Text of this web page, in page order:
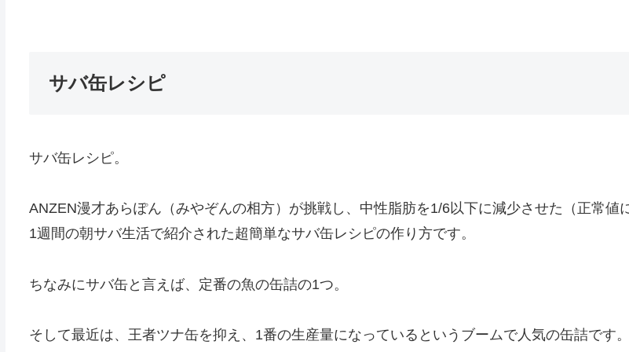
サバ缶レシピ
サバ缶レシピ。
ANZEN漫才あらぽん（みやぞんの相方）が挑戦し、中性脂肪を1/6以下に減少させた（正常値
1週間の朝サバ生活で紹介された超簡単なサバ缶レシピの作り方です。
ちなみにサバ缶と言えば、定番の魚の缶詰の1つ。
そして最近は、王者ツナ缶を抑え、1番の生産量になっているというブームで人気の缶詰です。